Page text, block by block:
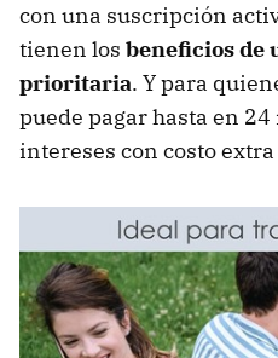
con una suscripción
tienen los beneficios de
prioritaria. Y para
puede pagar hasta en
intereses con costo